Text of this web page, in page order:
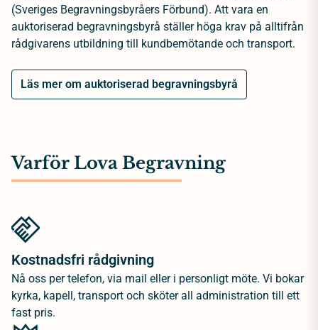
(Sveriges Begravningsbyråers Förbund). Att vara en
auktoriserad begravningsbyrå ställer höga krav på alltifrån
rådgivarens utbildning till kundbemötande och transport.
Läs mer om auktoriserad begravningsbyrå
Varför Lova Begravning
Kostnadsfri rådgivning
Nå oss per telefon, via mail eller i personligt möte. Vi bokar
kyrka, kapell, transport och sköter all administration till ett
fast pris.